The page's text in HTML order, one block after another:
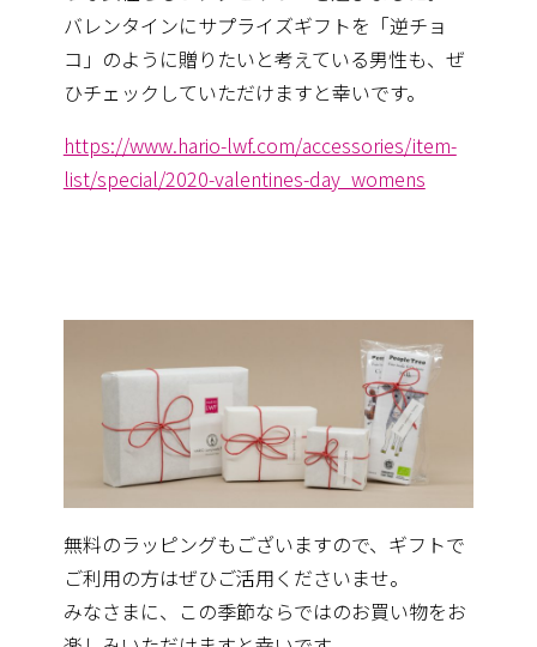
バレンタインにサプライズギフトを「逆チョ
コ」のように贈りたいと考えている男性も、ぜ
ひチェックしていただけますと幸いです。
https://www.hario-lwf.com/accessories/item-
list/special/2020-valentines-day_womens
無料のラッピングもございますので、ギフトで
ご利用の方はぜひご活用くださいませ。
みなさまに、この季節ならではのお買い物をお